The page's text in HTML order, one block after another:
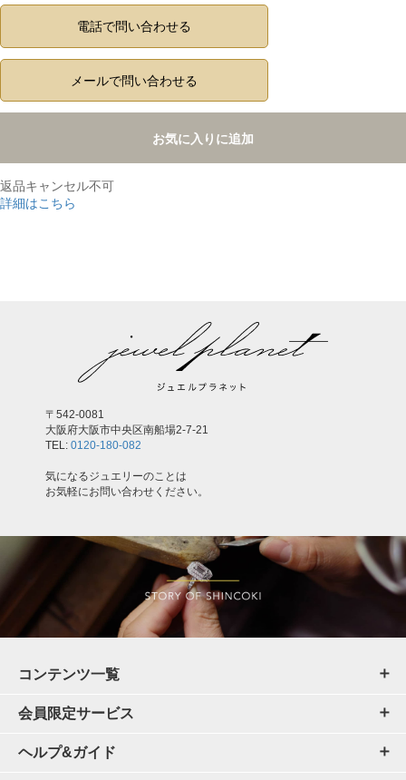
電話で問い合わせる
メールで問い合わせる
お気に入りに追加
返品キャンセル不可
詳細はこちら
〒542-0081
大阪府大阪市中央区南船場2-7-21
TEL: 0120-180-082
気になるジュエリーのことは
お気軽にお問い合わせください。
コンテンツ一覧
会員限定サービス
ヘルプ&ガイド